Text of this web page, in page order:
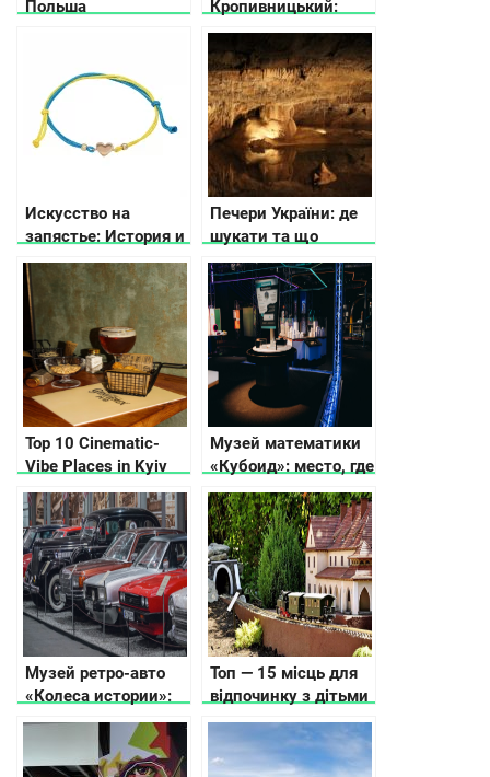
Польша
Кропивницький:
куди піти та що
подивитися
Искусство на
запястье: История и
значение
драгоценных
браслетов
Печери України: де
шукати та що
потрібно знати
Top 10 Cinematic-
Vibe Places in Kyiv
Музей математики
«Кубоид»: место, где
числа оживают
Музей ретро-авто
«Колеса истории»:
путешествие в
автомобильного
Топ — 15 місць для
відпочинку з дітьми
в Карпатах, куди
піти, що подивитись